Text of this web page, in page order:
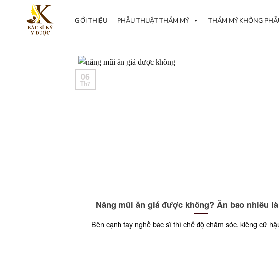
GIỚI THIỆU PHẪU THUẬT THẨM MỸ THẨM MỸ KHÔNG
Nâng mũi ăn giá được không? Ăn bao nhiêu
Bên cạnh tay nghề bác sĩ thì chế độ chăm sóc, kiêng cữ
06
Th7